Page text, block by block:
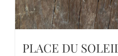
PLACE DU